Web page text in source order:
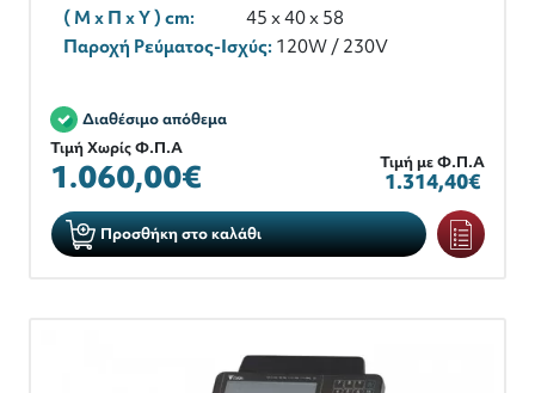
( M x Π x Y ) cm:
45 x 40 x 58
Παροχή Ρεύματος-Ισχύς: 120W / 230V
Διαθέσιμο απόθεμα
Τιμή Χωρίς Φ.Π.Α
1.060,00€ Τιμή με Φ.Π.Α
1.314,40€
Προσθήκη στο καλάθι